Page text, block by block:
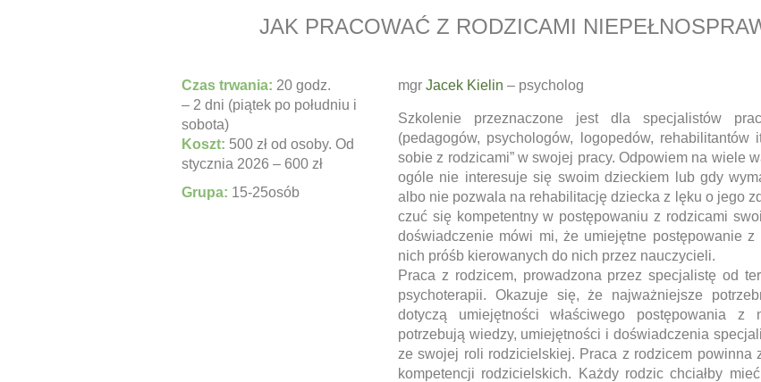
JAK PRACOWAĆ Z RODZICAMI
Czas trwania: 20 godz.
– 2 dni (piątek po południu i
sobota)
Koszt: 500 zł od osoby. Od
stycznia 2026 – 600 zł
Grupa: 15-25osób
mgr Jacek Kielin – psycholog
Szkolenie przeznaczone jest dla specjalistów
(pedagogów, psychologów, logopedów,
sobie z rodzicami” w swojej pracy. Odpowiem na wiele
ogóle nie interesuje się swoim dzieckiem lub gdy
albo nie pozwala na rehabilitację dziecka z lęku o jego
czuć się kompetentny w postępowaniu z rodzicami
doświadczenie mówi mi, że umiejętne postępowanie z
nich próśb kierowanych do nich przez nauczycieli.
Praca z rodzicem, prowadzona przez specjalistę od
psychoterapii. Okazuje się, że najważniejsze
dotyczą umiejętności właściwego postępowania z
potrzebują wiedzy, umiejętności i doświadczenia
ze swojej roli rodzicielskiej. Praca z rodzicem powinna
kompetencji rodzicielskich. Każdy rodzic chciałby